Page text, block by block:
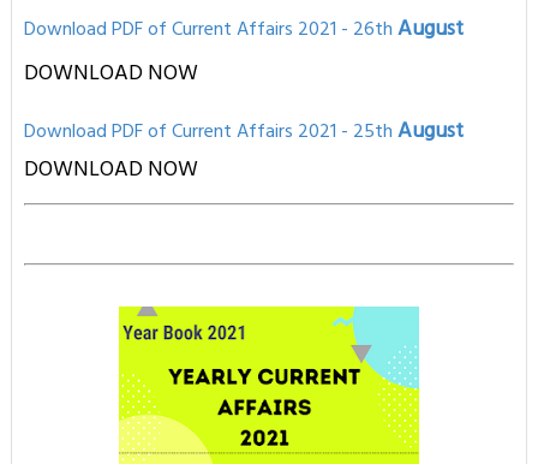
Download PDF of Current Affairs 2021 - 26thAugust
DOWNLOAD NOW
Download PDF of Current Affairs 2021 - 25thAugust
DOWNLOAD NOW